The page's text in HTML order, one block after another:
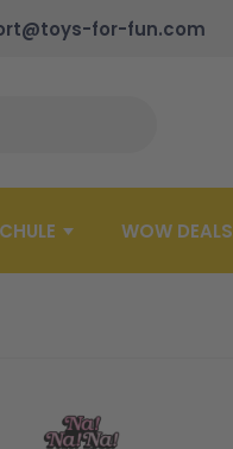
for-fun.com
WOW DEALS